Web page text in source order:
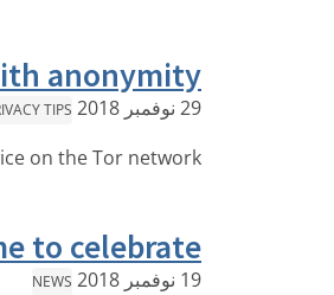
anonymity
29 نوفمبر 2018 TIPS
on the Tor network!
to celebrate
19 نوفمبر 2018 NEWS